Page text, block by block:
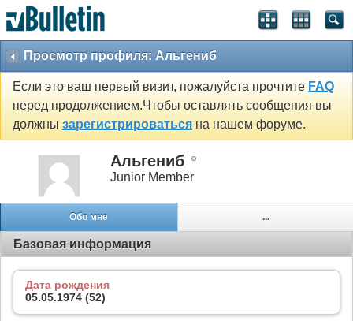
Просмотр профиля: Альгениб
Если это ваш первый визит, пожалуйста прочтите FAQ
перед продолжением.Чтобы оставлять сообщения вы
должны зарегистрироваться на нашем форуме.
Альгениб
Junior Member
Обо мне ...
Базовая информация
Дата рождения
05.05.1974 (52)